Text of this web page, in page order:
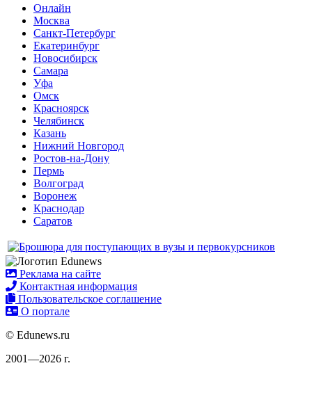
Онлайн
Москва
Санкт-Петербург
Екатеринбург
Новосибирск
Самара
Уфа
Омск
Красноярск
Челябинск
Казань
Нижний Новгород
Ростов-на-Дону
Пермь
Волгоград
Воронеж
Краснодар
Саратов
Реклама на сайте
Контактная информация
Пользовательское соглашение
О портале
© Edunews.ru
2001—2026 г.